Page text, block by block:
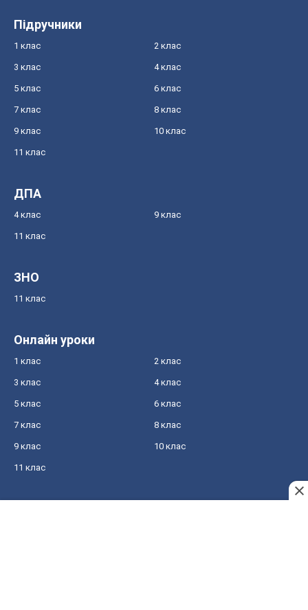
Підручники
1 клас 2 клас
3 клас 4 клас
5 клас 6 клас
7 клас 8 клас
9 клас 10 клас
11 клас
ДПА
4 клас 9 клас
11 клас
ЗНО
11 клас
Онлайн уроки
1 клас 2 клас
3 клас 4 клас
5 клас 6 клас
7 клас 8 клас
9 клас 10 клас
11 клас